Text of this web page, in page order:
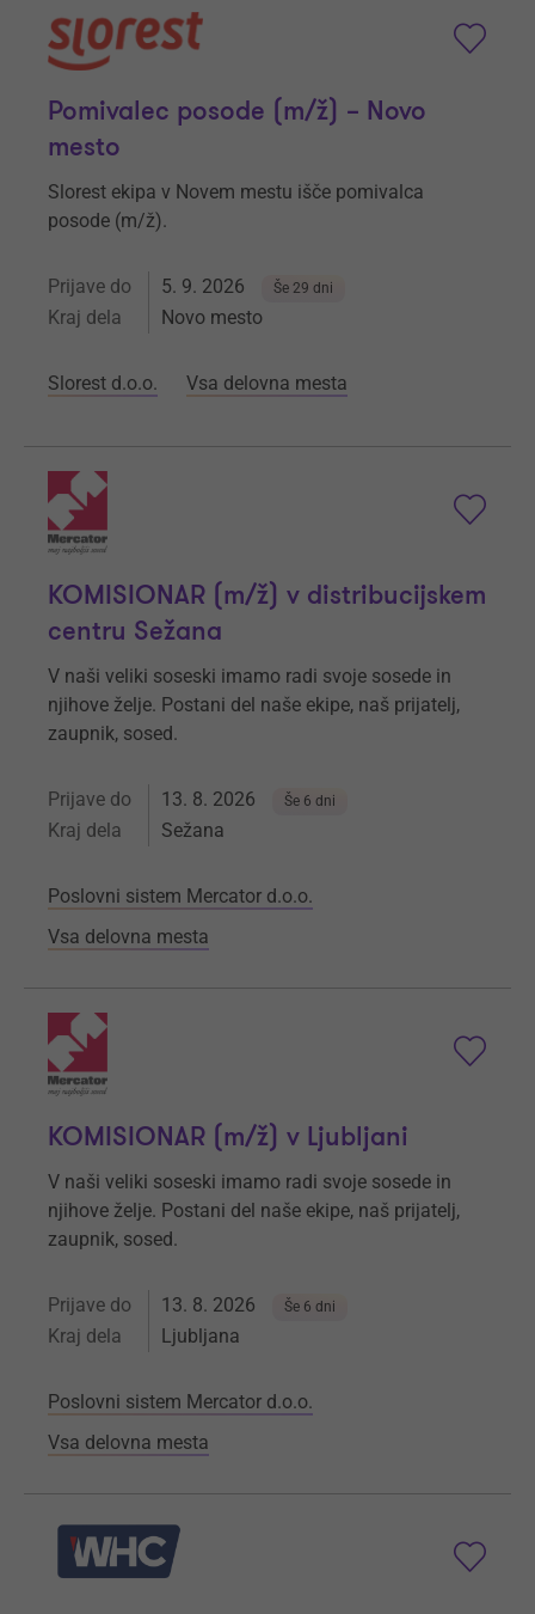
Pomivalec posode (m/ž) – Novo
mesto
Slorest ekipa v Novem mestu išče pomivalca
posode (m/ž).
Prijave do 5. 9. 2026 Še 29 dni
Kraj dela Novo mesto
Slorest d.o.o. Vsa delovna mesta
KOMISIONAR (m/ž) v distribucijskem
centru Sežana
V naši veliki soseski imamo radi svoje sosede in
njihove želje. Postani del naše ekipe, naš prijatelj,
zaupnik, sosed.
Prijave do 13. 8. 2026 Še 6 dni
Kraj dela Sežana
Poslovni sistem Mercator d.o.o.
Vsa delovna mesta
KOMISIONAR (m/ž) v Ljubljani
V naši veliki soseski imamo radi svoje sosede in
njihove želje. Postani del naše ekipe, naš prijatelj,
zaupnik, sosed.
Prijave do 13. 8. 2026 Še 6 dni
Kraj dela Ljubljana
Poslovni sistem Mercator d.o.o.
Vsa delovna mesta